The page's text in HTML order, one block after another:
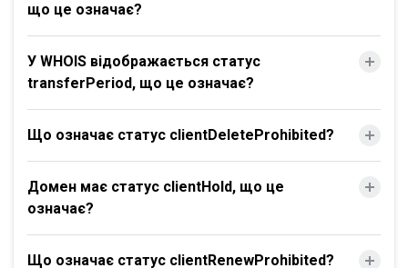
що це означає?
У WHOIS відображається статус
transferPeriod, що це означає?
Що означає статус clientDeleteProhibited?
Домен має статус clientHold, що це
означає?
Що означає статус clientRenewProhibited?